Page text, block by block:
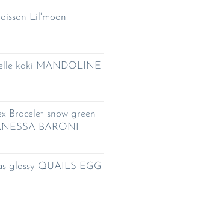
Lil'moon
kaki MANDOLINE
Bracelet snow green
BARONI
glossy QUAILS EGG